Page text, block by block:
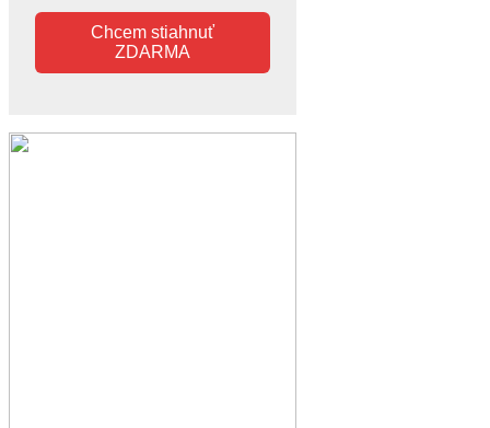
Chcem stiahnuť
ZDARMA